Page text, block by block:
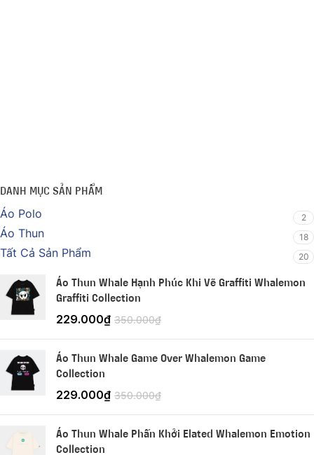
DANH MỤC SẢN PHẨM
Áo Polo 2
Áo Thun 18
Tất Cả Sản Phẩm 20
Áo Thun Whale Hạnh Phúc Khi Vẽ Graffiti Whalemon
Graffiti Collection
229.000₫ 350.000₫
Áo Thun Whale Game Over Whalemon Game
Collection
229.000₫ 350.000₫
Áo Thun Whale Phấn Khởi Elated Whalemon Emotion
Collection